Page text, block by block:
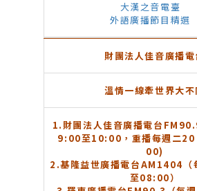
大漢之音電臺
外語廣播節目精選
財團法人佳音廣播電
溫情一線牽世界大不
1.財團法人佳音廣播電台
9:00至10:00，重播每週二20
00)
2.基隆益世廣播電台AM1404（
至08:00）